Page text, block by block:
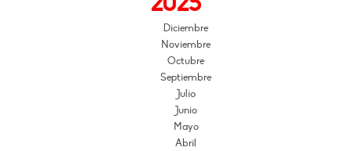
Diciembre
Noviembre
Octubre
Septiembre
Julio
Junio
Mayo
Abril